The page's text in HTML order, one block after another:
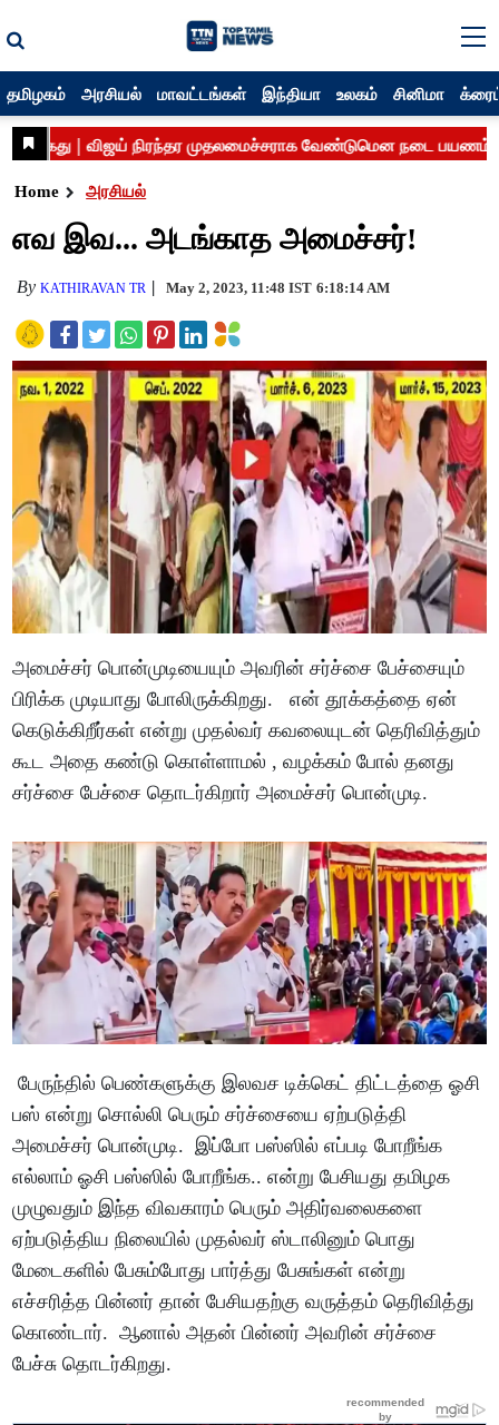
தமிழகம் அரசியல் மாவட்டங்கள் இந்தியா உலகம் சினிமா
Home அரசியல்
எவ இவ... அடங்காத அமைச்சர்!
ByKATHIRAVAN TR May 2, 2023, 11:48 IST 6:18:14 AM
அமைச்சர் பொன்முடியையும் அவரின் சர்ச்சை பேச்சையும்
பிரிக்க முடியாது போலிருக்கிறது. என் தூக்கத்தை ஏன்
கெடுக்கிறீர்கள் என்று முதல்வர் கவலையுடன் தெரிவித்தும்
கூட அதை கண்டு கொள்ளாமல் , வழக்கம் போல் தனது
சர்ச்சை பேச்சை தொடர்கிறார் அமைச்சர் பொன்முடி.
பேருந்தில் பெண்களுக்கு இலவச டிக்கெட் திட்டத்தை ஓசி
பஸ் என்று சொல்லி பெரும் சர்ச்சையை ஏற்படுத்தி
அமைச்சர் பொன்முடி. இப்போ பஸ்ஸில் எப்படி போறீங்க
எல்லாம் ஓசி பஸ்ஸில் போறீங்க.. என்று பேசியது தமிழக
முழுவதும் இந்த விவகாரம் பெரும் அதிர்வலைகளை
ஏற்படுத்திய நிலையில் முதல்வர் ஸ்டாலினும் பொது
மேடைகளில் பேசும்போது பார்த்து பேசுங்கள் என்று
எச்சரித்த பின்னர் தான் பேசியதற்கு வருத்தம் தெரிவித்து
கொண்டார். ஆனால் அதன் பின்னர் அவரின் சர்ச்சை
பேச்சு தொடர்கிறது.